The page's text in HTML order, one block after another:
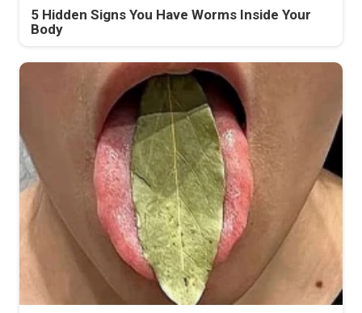
5 Hidden Signs You Have Worms Inside Your
Body